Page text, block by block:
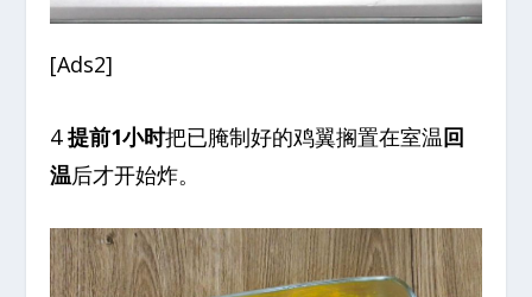
[Ads2]
4提前1小时把已腌制好的鸡翼搁置在室温回
温后才开始炸。